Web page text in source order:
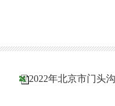
2022年北京市门头